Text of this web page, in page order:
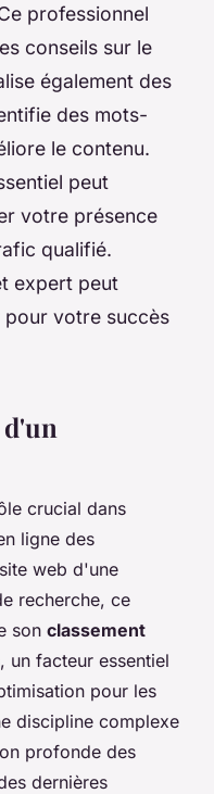
professionnel
conseils sur le
également des
des mots-
le contenu.
peut
votre présence
qualifié.
expert peut
pour votre succès
crucial dans
ligne des
web d'une
recherche, ce
son classement
un facteur essentiel
pour les
discipline complexe
profonde des
dernières